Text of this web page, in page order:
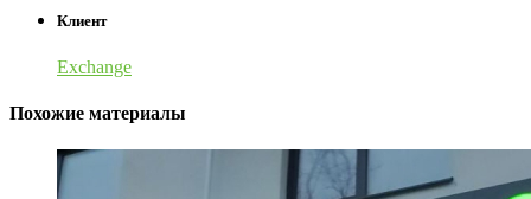
Клиент
Exchange
Похожие материалы